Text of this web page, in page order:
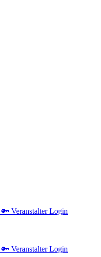
🔑 Veranstalter Login
🔑 Veranstalter Login